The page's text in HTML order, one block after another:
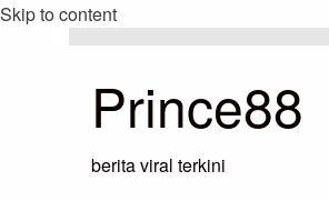
Skip to content
Prince88
berita viral terkini